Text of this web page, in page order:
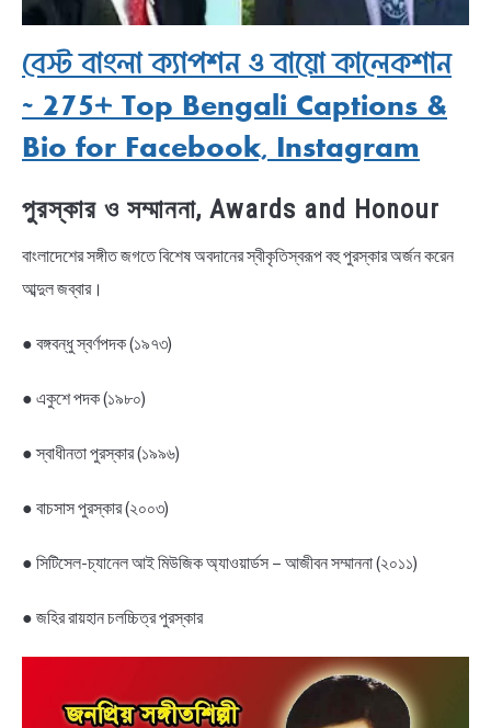
বেস্ট বাংলা ক্যাপশন ও বায়ো কালেকশান
~ 275+ Top Bengali Captions &
Bio for Facebook, Instagram
পুরস্কার ও সম্মাননা, Awards and Honour
বাংলাদেশের সঙ্গীত জগতে বিশেষ অবদানের স্বীকৃতিস্বরূপ বহু পুরস্কার অর্জন করেন
আব্দুল জব্বার।
● বঙ্গবন্ধু স্বর্ণপদক (১৯৭৩)
● একুশে পদক (১৯৮০)
● স্বাধীনতা পুরস্কার (১৯৯৬)
● বাচসাস পুরস্কার (২০০৩)
● সিটিসেল-চ্যানেল আই মিউজিক অ্যাওয়ার্ডস – আজীবন সম্মাননা (২০১১)
● জহির রায়হান চলচ্চিত্র পুরস্কার